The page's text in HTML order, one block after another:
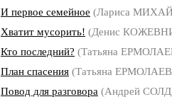
И первое семейное (Лариса
Хватит мусорить! (Денис
Кто последний? (Татьяна
План спасения (Татьяна
Повод для разговора (Андрей